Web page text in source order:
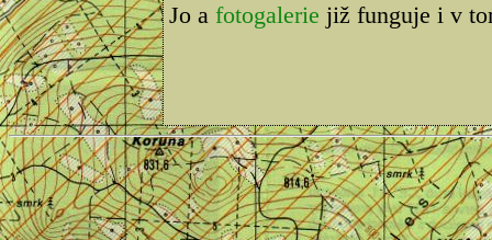
Jo a fotogalerie již funguje i v